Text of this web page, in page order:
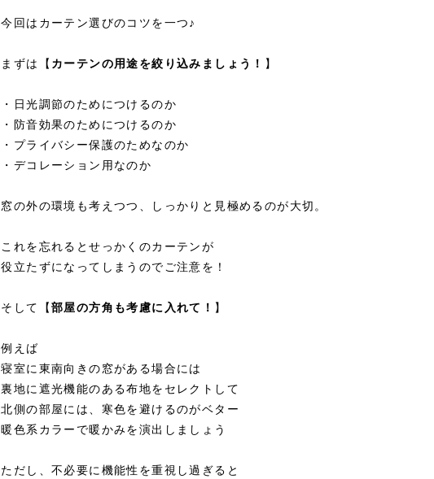
今回はカーテン選びのコツを一つ♪
まずは【 カーテンの用途を絞り込みましょう！ 】
・日光調節のためにつけるのか
・防音効果のためにつけるのか
・プライバシー保護のためなのか
・デコレーション用なのか
窓の外の環境も考えつつ、しっかりと見極めるのが大切。
これを忘れるとせっかくのカーテンが
役立たずになってしまうのでご注意を！
そして【部屋の方角も考慮に入れて！ 】
例えば
寝室に東南向きの窓がある場合には
裏地に遮光機能のある布地をセレクトして
北側の部屋には、寒色を避けるのがベター
暖色系カラーで暖かみを演出しましょう
ただし、不必要に機能性を重視し過ぎると